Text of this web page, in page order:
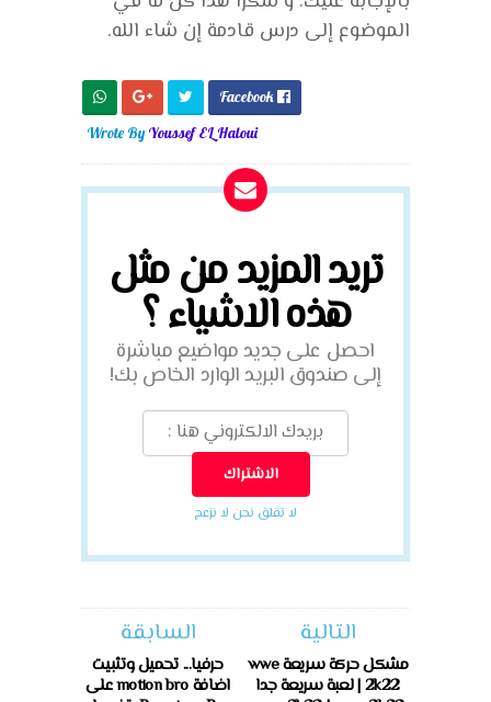
الموضوع إلى درس قادمة إن شاء الله.

Wrote ByYoussef EL Haloui
تريد المزيد من مثل
هذه الاشياء ؟
احصل على جديد مواضيع مباشرة
إلى صندوق البريد الوارد الخاص بك!
لا تقلق نحن لا نزعج
التالية
مشكل حركة سريعة wwe
2k22 | لعبة سريعة جدا
السابقة
حرفيا... تحميل وتثبيت
اضافة motion bro على